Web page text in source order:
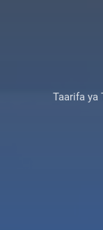
Taarifa ya